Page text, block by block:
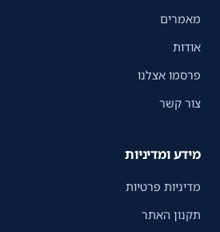
מאמרים
אודות
פרסמו אצלנו
צור קשר
מידע ומדיניות
מדיניות פרטיות
תקנון האתר